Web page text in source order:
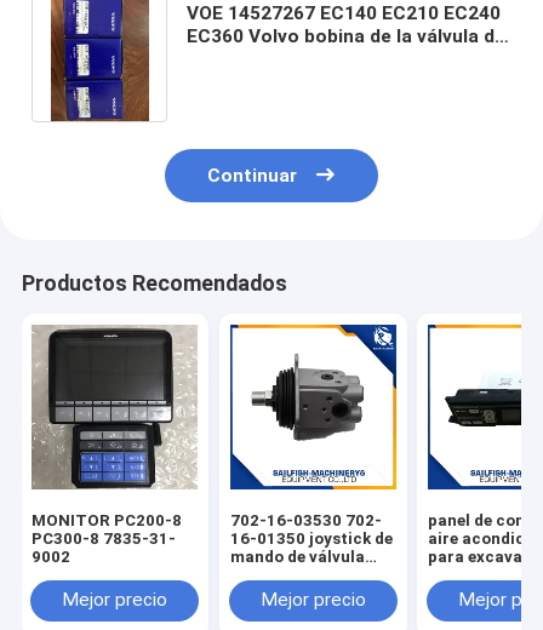
VOE 14527267 EC140 EC210 EC240
EC360 Volvo bobina de la válvula de
Continuar
Productos Recomendados
MONITOR PC200-8
PC300-8 7835-31-
9002
Mejor precio
702-16-03530 702-
16-01350 joystick de
mando de válvula
excavadora
KOMATSU PC200-7
Mejor precio
panel de
aire
para
PC220-7
Mejor